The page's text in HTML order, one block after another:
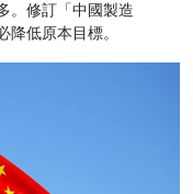
。修訂「中國製造
低原本目標。